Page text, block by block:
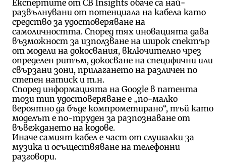
Експертите от CB Insights обаче са най-
развълнувани от потенциала на кабела като
средство за удостоверяване на
самоличността. Според тях иновацията дава
възможност за използване на широк спектър
от модели на докосвания, включително чрез
определен ритъм, докосване на специфични или
свързани зони, прилагането на различен по
степен натиск и т.н.
Според информацията на Google в патента
този тип удостоверяване е „по-малко
вероятно да бъде компрометирано“, тъй като
моделът е по-труден за разпознаване от
въвеждането на кодове.
Иначе самият кабел е част от слушалки за
музика и осъществяване на телефонни
разговори.